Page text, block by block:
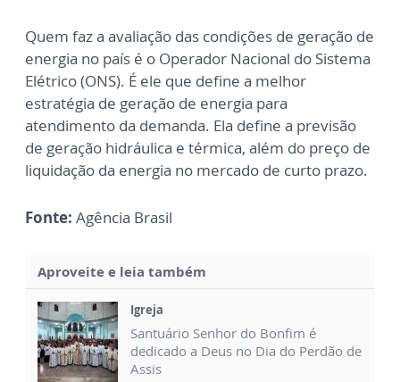
Quem faz a avaliação das condições de geração de
energia no país é o Operador Nacional do Sistema
Elétrico (ONS). É ele que define a melhor
estratégia de geração de energia para
atendimento da demanda. Ela define a previsão
de geração hidráulica e térmica, além do preço de
liquidação da energia no mercado de curto prazo.
Fonte: Agência Brasil
Aproveite e leia também
Igreja
Santuário Senhor do Bonfim é
dedicado a Deus no Dia do Perdão de
Assis